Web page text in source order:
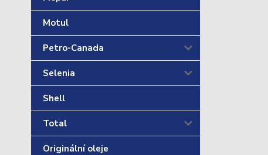
Motul
Petro-Canada
Selenia
Shell
Total
Originální oleje